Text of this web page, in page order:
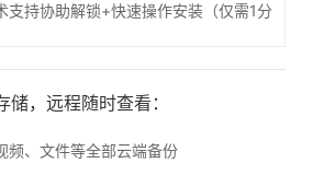
支持协助解锁+快速操作安装（仅需1分
储，远程随时查看：
频、文件等全部云端备份